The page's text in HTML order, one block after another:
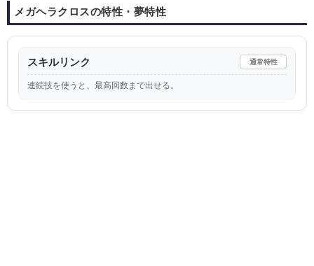
メガヘラクロスの特性・夢特性
スキルリンク 通常特性
連続技を使うと、最高回数まで出せる。